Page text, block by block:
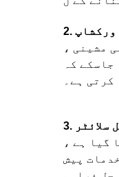
ورکشاپ
مشینی ،
کہ
ہے۔
سلائٹر
گیا ہے ،
پیش